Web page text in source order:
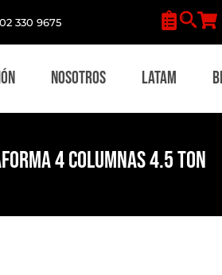
330 9675
Nosotros Latam
4 columnas 4.5 Ton